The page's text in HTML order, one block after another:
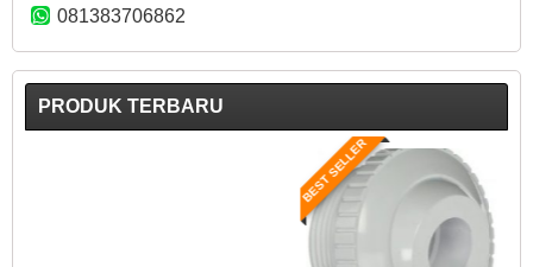
081383706862
PRODUK TERBARU